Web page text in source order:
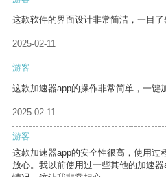
这款软件的界面设计非常简洁，一目了
2025-02-11
游客
这款加速器app的操作非常简单，一键
2025-02-11
游客
这款加速器app的安全性很高，使用过
放心。我以前使用过一些其他的加速